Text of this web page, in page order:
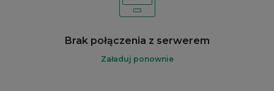
Brak połączenia z serwerem
Załaduj ponownie